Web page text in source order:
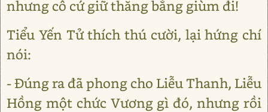
nhưng cô cứ giữ thăng bằng giùm đi!
Tiểu Yến Tử thích thú cười, lại hứng chí
nói:
- Ðúng ra đã phong cho Liễu Thanh, Liễu
Hồng một chức Vương gì đó, nhưng rồi